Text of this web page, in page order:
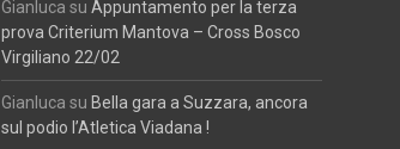
Gianluca su Appuntamento per la terza
prova Criterium Mantova – Cross Bosco
Virgiliano 22/02
Gianluca su Bella gara a Suzzara, ancora
sul podio l’Atletica Viadana !